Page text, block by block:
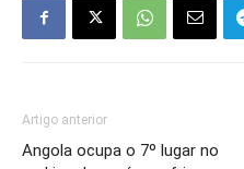
Artigo anterior
Angola ocupa o 7º lugar no